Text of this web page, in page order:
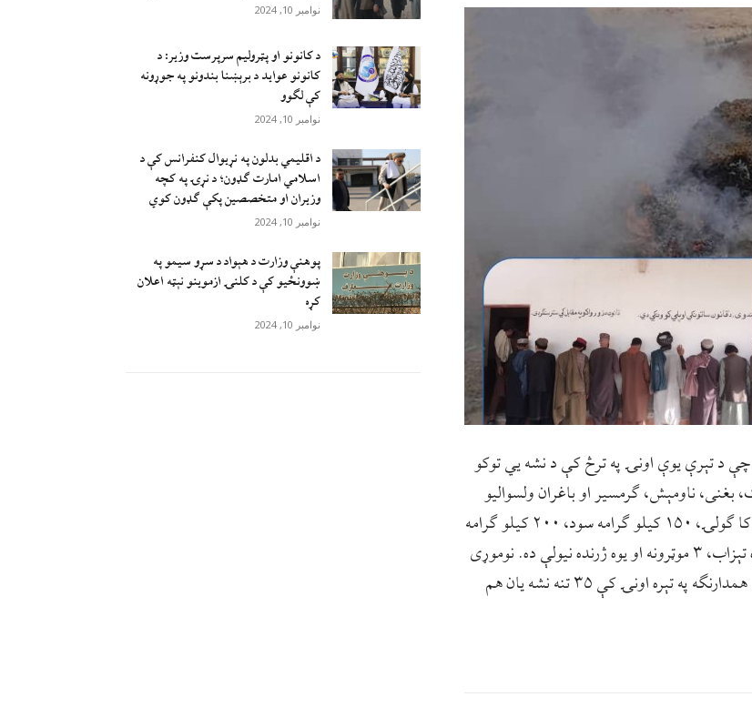
نوامبر 10, 2024
د کانونو او پټرولیم سرپرست وزیر: د
کانونو عواید د برېښنا بندونو په جوړونه
کې لګوو
نوامبر 10, 2024
د اقليمي بدلون په نړيوال کنفرانس کې د
اسلامي امارت ګډون؛ د نړۍ په کچه
وزيران او متخصصين پکې ګډون کوي
نوامبر 10, 2024
پوهنې وزارت د هېواد د سړو سيمو په
ښوونځيو کې د کلنۍ ازموينو نېټه اعلان
کړه
نوامبر 10, 2024
چې د تېرې یوې اونۍ په ترڅ کې د نشه یي توکو
ناومېش، ګرمسیر او باغران ولسوالیو
کي ۷ کیلو ګرامه ايف، ۵ ګرامه زيکپ ، ۳۱۸ داني ټابليټ کا ګولۍ، ۱۵۰ کیلو ګرامه سود، ۲۰۰ کیلو ګرامه
اهاک ، ۱۱۰۰ کیلو ګرامه اومان، ۶۶۰ ليټره ډيزل، ۷۵۰ لېټره تېزاب، ۳ موټرونه او یوه ژرنده نیولې ده. نوموړی
زیاتوي چي ددې نشه یي توکو په تور یې ۱۳ کسه نیولي دي. همدارنګه په تېره اونۍ کې ۳۵ تنه نشه یان هم